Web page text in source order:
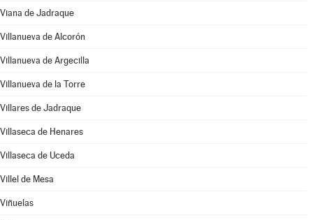
Viana de Jadraque
Villanueva de Alcorón
Villanueva de Argecilla
Villanueva de la Torre
Villares de Jadraque
Villaseca de Henares
Villaseca de Uceda
Villel de Mesa
Viñuelas